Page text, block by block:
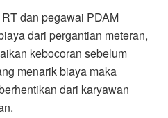
dan pegawai PDAM
dari pergantian meteran,
kebocoran sebelum
menarik biaya maka
dari karyawan